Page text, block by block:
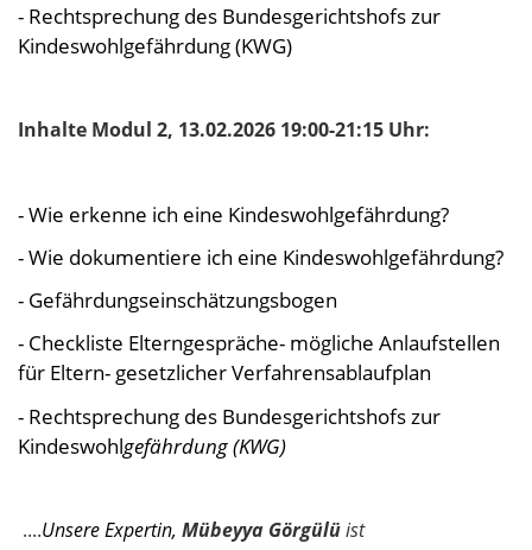
- Rechtsprechung des Bundesgerichtshofs zur
Kindeswohlgefährdung (KWG)
Inhalte Modul 2, 13.02.2026 19:00-21:15 Uhr:
- Wie erkenne ich eine Kindeswohlgefährdung?
- Wie dokumentiere ich eine Kindeswohlgefährdung?
- Gefährdungseinschätzungsbogen
- Checkliste Elterngespräche- mögliche Anlaufstellen
für Eltern- gesetzlicher Verfahrensablaufplan
- Rechtsprechung des Bundesgerichtshofs zur
Kindeswohlgefährdung (KWG)
....Unsere Expertin, Mübeyya Görgülüist